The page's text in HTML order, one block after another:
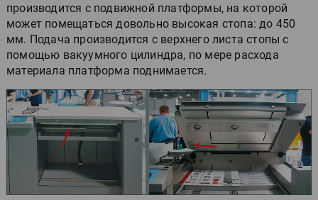
производится с подвижной платформы, на которой
может помещаться довольно высокая стопа: до 450
мм. Подача производится с верхнего листа стопы с
помощью вакуумного цилиндра, по мере расхода
материала платформа поднимается.